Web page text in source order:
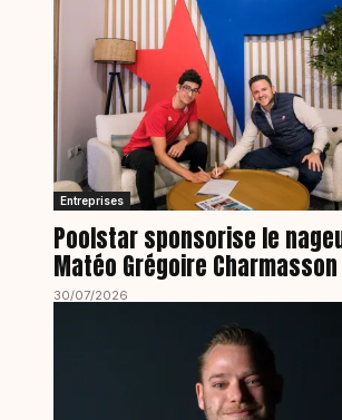
Entreprises
Poolstar sponsorise le
Matéo Grégoire Charmasson
30/07/2026